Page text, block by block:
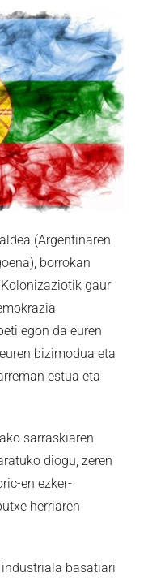
(Argentinaren
borrokan
gaur
egon da euren
bizimodua eta
estua eta
sarraskiaren
diogu, zeren
en ezker-
herriaren
basatiari